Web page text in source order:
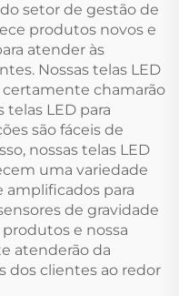
setor de gestão de
produtos novos e
atender às
Nossas telas LED
certamente chamarão
telas LED para
são fáceis de
nossas telas LED
uma variedade
amplificados para
de gravidade
e nossa
atenderão da
dos clientes ao redor